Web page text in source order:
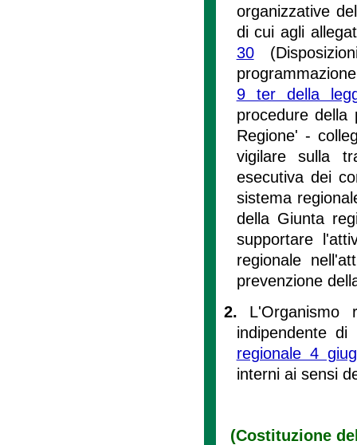
organizzative
di cui agli
30
9 ter della
procedure della
Regione' -
vigilare sulla
esecutiva dei
sistema
della Giunta
supportare
regionale
prevenzione
2.
indipendente
regionale 4
interni ai sensi
(Costituzione